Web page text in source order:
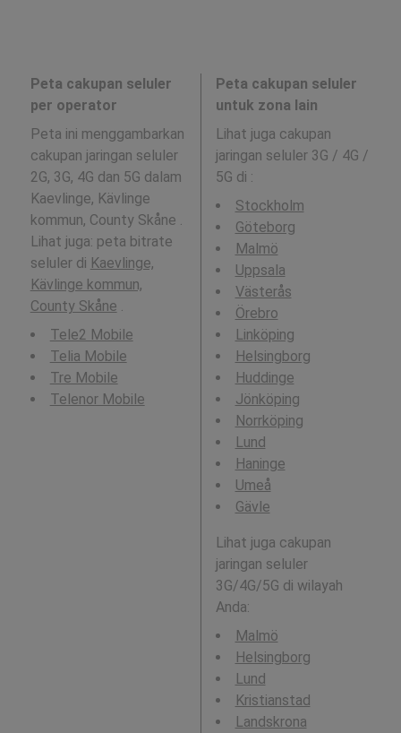
Peta cakupan seluler
per operator
Peta ini menggambarkan
cakupan jaringan seluler
2G, 3G, 4G dan 5G dalam
Kaevlinge, Kävlinge
kommun, County Skåne .
Lihat juga: peta bitrate
seluler di Kaevlinge,
Kävlinge kommun,
County Skåne .
Tele2 Mobile
Telia Mobile
Tre Mobile
Telenor Mobile
Peta cakupan seluler
untuk zona lain
Lihat juga cakupan
jaringan seluler 3G / 4G /
5G di :
Stockholm
Göteborg
Malmö
Uppsala
Västerås
Örebro
Linköping
Helsingborg
Huddinge
Jönköping
Norrköping
Lund
Haninge
Umeå
Gävle
Lihat juga cakupan
jaringan seluler
3G/4G/5G di wilayah
Anda:
Malmö
Helsingborg
Lund
Kristianstad
Landskrona